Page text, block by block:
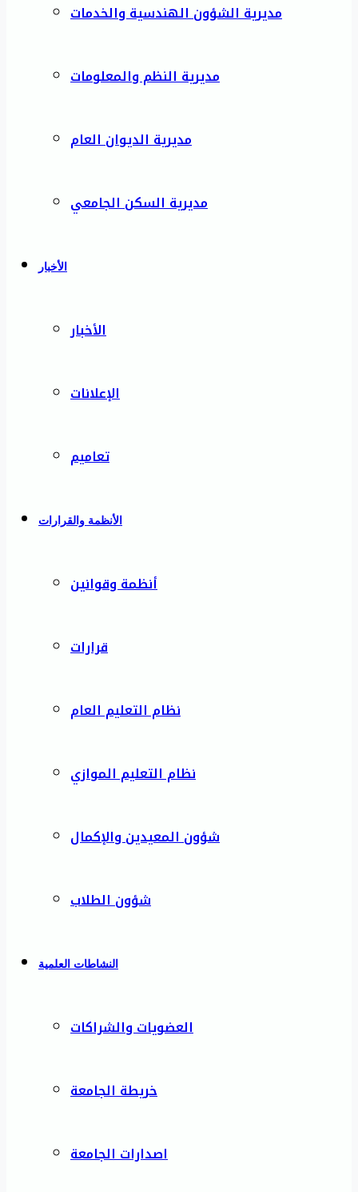
مديرية الشؤون الهندسية والخدمات
مديرية النظم والمعلومات
مديرية الديوان العام
مديرية السكن الجامعي
الأخبار
الأخبار
الإعلانات
تعاميم
الأنظمة والقرارات
أنظمة وقوانين
قرارات
نظام التعليم العام
نظام التعليم الموازي
شؤون المعيدين والإكمال
شؤون الطلاب
النشاطات العلمية
العضويات والشراكات
خريطة الجامعة
اصدارات الجامعة